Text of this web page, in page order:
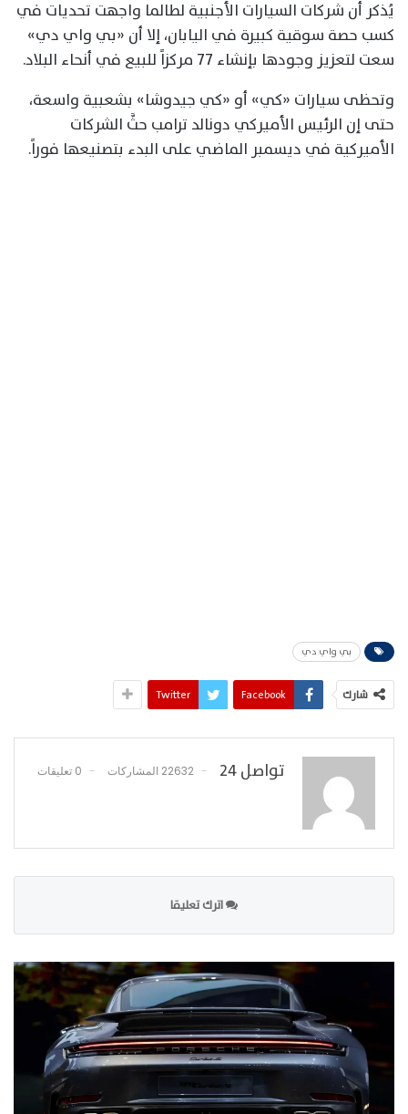
يُذكر أن شركات السيارات الأجنبية لطالما واجهت تحديات في
كسب حصة سوقية كبيرة في اليابان، إلا أن «بي واي دي»
سعت لتعزيز وجودها بإنشاء 77 مركزاً للبيع في أنحاء البلاد.
وتحظى سيارات «كي» أو «كي جيدوشا» بشعبية واسعة،
حتى إن الرئيس الأميركي دونالد ترامب حثَّ الشركات
الأميركية في ديسمبر الماضي على البدء بتصنيعها فوراً.
بي واي دي
شارك Facebook
Twitter
تواصل 24 22632 المشاركات 0 تعليقات
اترك تعليقا